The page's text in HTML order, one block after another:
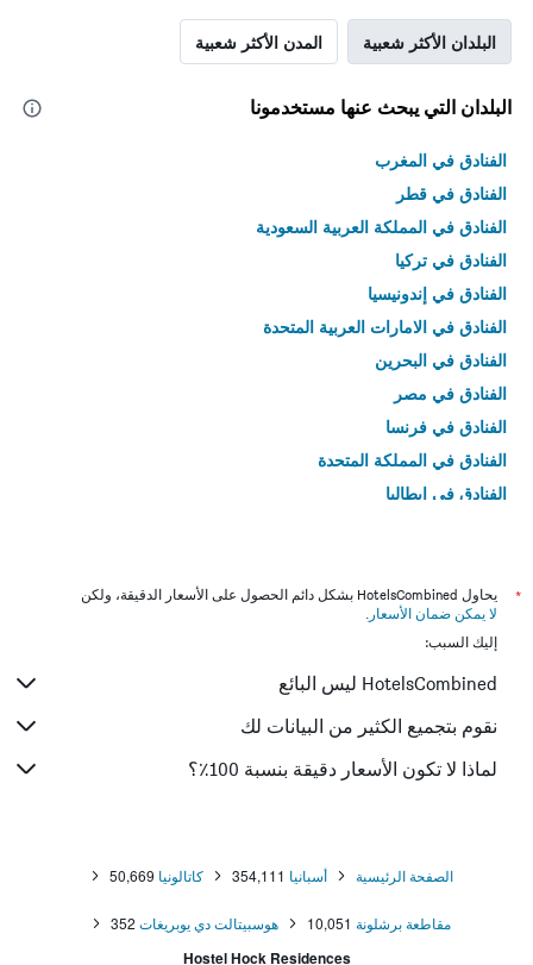
البلدان الأكثر شعبية المدن الأكثر شعبية
البلدان التي يبحث عنها مستخدمونا
الفنادق في المغرب
الفنادق في قطر
الفنادق في المملكة العربية السعودية
الفنادق في تركيا
الفنادق في إندونيسيا
الفنادق في الامارات العربية المتحدة
الفنادق في البحرين
الفنادق في مصر
الفنادق في فرنسا
الفنادق في المملكة المتحدة
الفنادق في إيطاليا
*
يحاول HotelsCombined بشكل دائم الحصول على الأسعار الدقيقة، ولكن
لا يمكن ضمان الأسعار .
إليك السبب:
HotelsCombined ليس البائع
نقوم بتجميع الكثير من البيانات لك
لماذا لا تكون الأسعار دقيقة بنسبة 100٪؟
الصفحة الرئيسية أسبانيا 354,111 كاتالونيا 50,669
مقاطعة برشلونة 10,051 هوسبيتالت دي يوبريغات 352
Hostel Hock Residences